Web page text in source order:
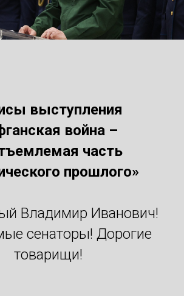
выступления
война –
часть
прошлого»
Владимир Иванович!
сенаторы! Дорогие
товарищи!